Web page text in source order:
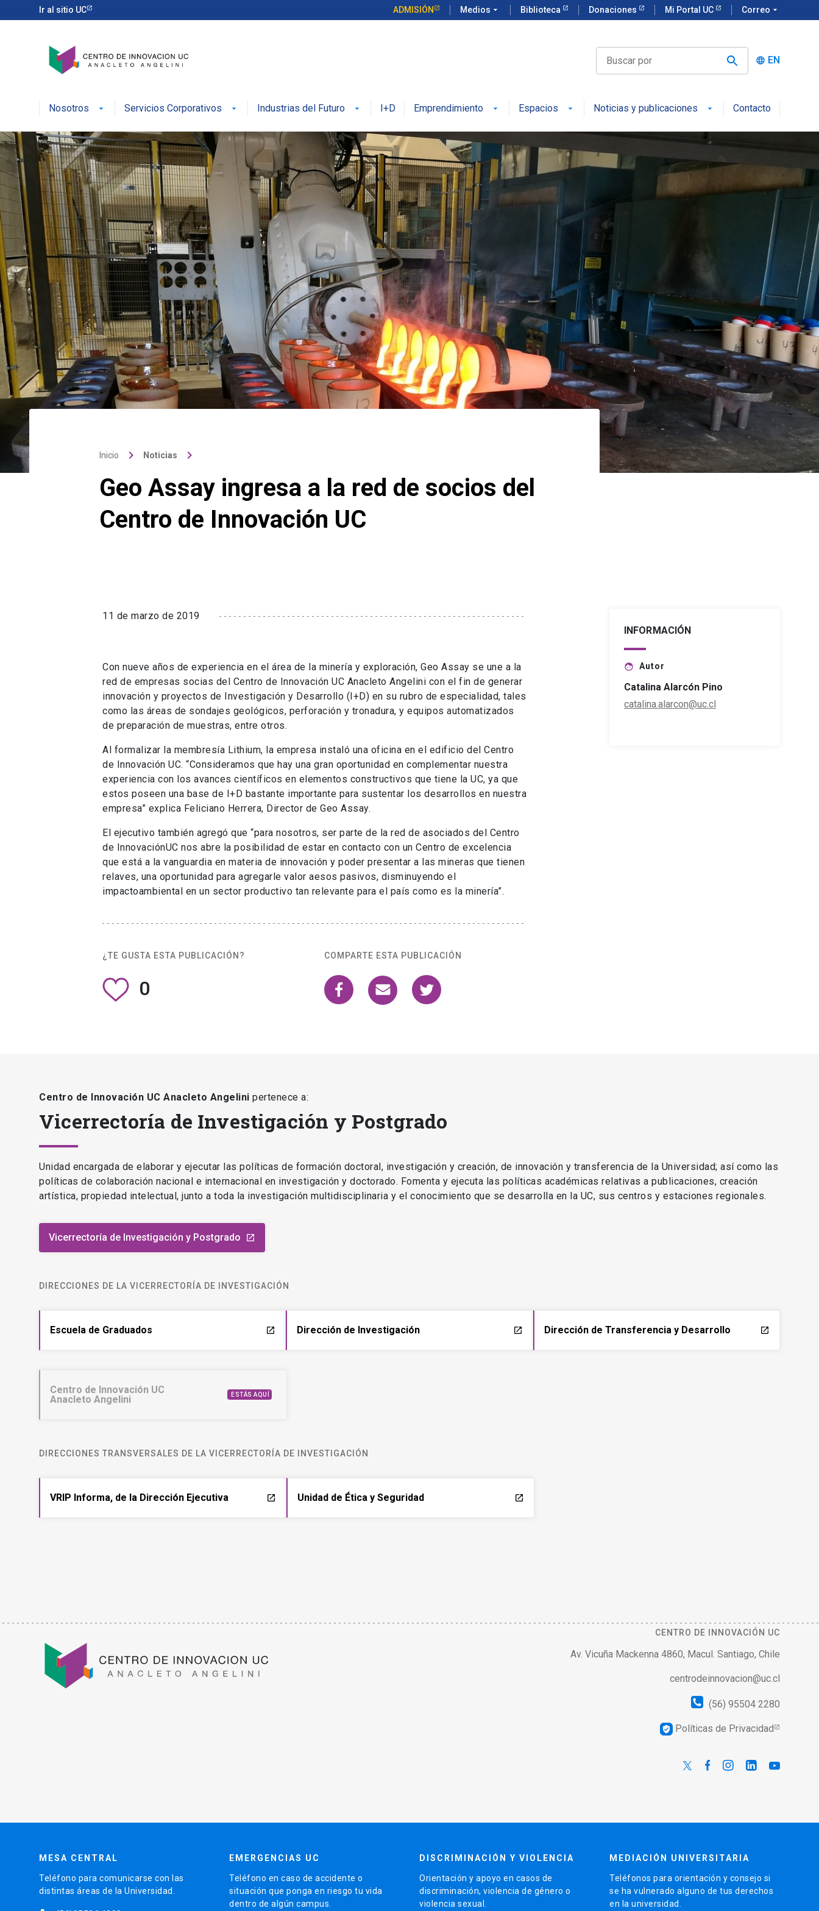
Ir al sitio UC ADMISIÓN Medios arrow_drop_down Biblioteca Donaciones Mi Portal UC Correo arrow_drop_down
language EN
Nosotros Servicios Corporativos Industrias del Futuro I+D Emprendimiento Espacios Noticias y publicaciones Contacto
Inicio keyboard_arrow_right Noticias keyboard_arrow_right
Geo Assay ingresa a la red de socios del
Centro de Innovación UC
11 de marzo de 2019
Con nueve años de experiencia en el área de la minería y exploración, Geo Assay se une a la
red de empresas socias del Centro de Innovación UC Anacleto Angelini con el fin de generar
innovación y proyectos de Investigación y Desarrollo (I+D) en su rubro de especialidad, tales
como las áreas de sondajes geológicos, perforación y tronadura, y equipos automatizados
de preparación de muestras, entre otros.
Al formalizar la membresía Lithium, la empresa instaló una oficina en el edificio del Centro
de Innovación UC. “Consideramos que hay una gran oportunidad en complementar nuestra
experiencia con los avances científicos en elementos constructivos que tiene la UC, ya que
estos poseen una base de I+D bastante importante para sustentar los desarrollos en nuestra
empresa” explica Feliciano Herrera, Director de Geo Assay.
El ejecutivo también agregó que “para nosotros, ser parte de la red de asociados del Centro
de InnovaciónUC nos abre la posibilidad de estar en contacto con un Centro de excelencia
que está a la vanguardia en materia de innovación y poder presentar a las mineras que tienen
relaves, una oportunidad para agregarle valor aesos pasivos, disminuyendo el
impactoambiental en un sector productivo tan relevante para el país como es la minería”.
¿TE GUSTA ESTA PUBLICACIÓN?
0
COMPARTE ESTA PUBLICACIÓN
INFORMACIÓN
face Autor
Catalina Alarcón Pino
catalina.alarcon@uc.cl
Centro de Innovación UC Anacleto Angelini pertenece a:
Vicerrectoría de Investigación y Postgrado
Unidad encargada de elaborar y ejecutar las políticas de formación doctoral, investigación y creación, de innovación y transferencia de la Universidad; así como las
políticas de colaboración nacional e internacional en investigación y doctorado. Fomenta y ejecuta las políticas académicas relativas a publicaciones, creación
artística, propiedad intelectual, junto a toda la investigación multidisciplinaria y el conocimiento que se desarrolla en la UC, sus centros y estaciones regionales.
Vicerrectoría de Investigación y Postgrado launch
DIRECCIONES DE LA VICERRECTORÍA DE INVESTIGACIÓN
Escuela de Graduados launch Dirección de Investigación launch Dirección de Transferencia y Desarrollo launch
Centro de Innovación UC
Anacleto Angelini
ESTÁS AQUÍ
DIRECCIONES TRANSVERSALES DE LA VICERRECTORÍA DE INVESTIGACIÓN
VRIP Informa, de la Dirección Ejecutiva launch Unidad de Ética y Seguridad launch
CENTRO DE INNOVACIÓN UC
Av. Vicuña Mackenna 4860, Macul. Santiago, Chile
centrodeinnovacion@uc.cl
(56) 95504 2280
verified_user Políticas de Privacidad
MESA CENTRAL
Teléfono para comunicarse con las
distintas áreas de la Universidad.
EMERGENCIAS UC
Teléfono en caso de accidente o
situación que ponga en riesgo tu vida
dentro de algún campus.
DISCRIMINACIÓN Y VIOLENCIA
Orientación y apoyo en casos de
discriminación, violencia de género o
violencia sexual.
MEDIACIÓN UNIVERSITARIA
Teléfonos para orientación y consejo si
se ha vulnerado alguno de tus derechos
en la universidad.